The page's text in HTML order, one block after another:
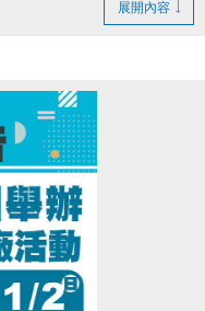
LP分區加壓訓練膝
上，可獲得3張貴賓
入 (開啟新視窗)
展開內容